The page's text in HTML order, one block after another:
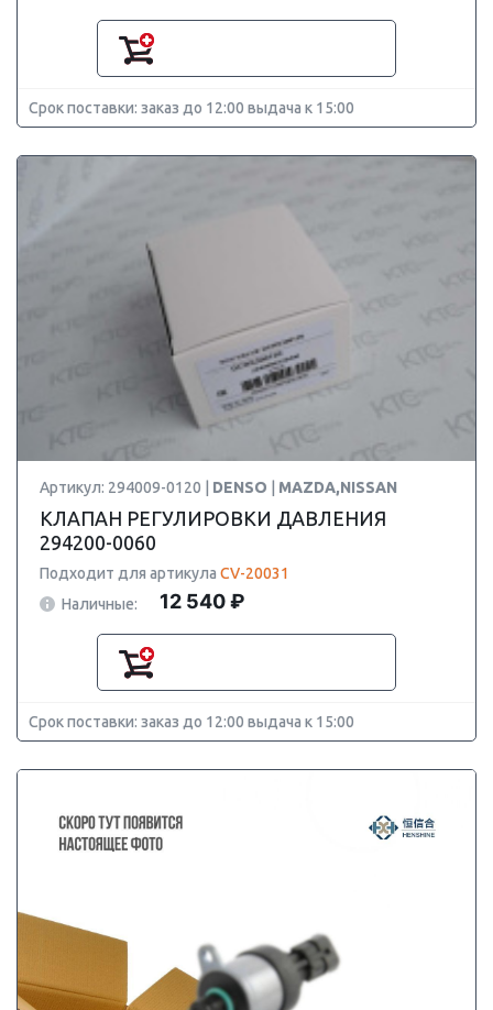
Срок поставки: заказ до 12:00 выдача к 15:00
Артикул: 294009-0120 | DENSO MAZDA,NISSAN
КЛАПАН РЕГУЛИРОВКИ ДАВЛЕНИЯ
294200-0060
Подходит для артикула CV-20031
Наличные:
12 540 ₽
Срок поставки: заказ до 12:00 выдача к 15:00